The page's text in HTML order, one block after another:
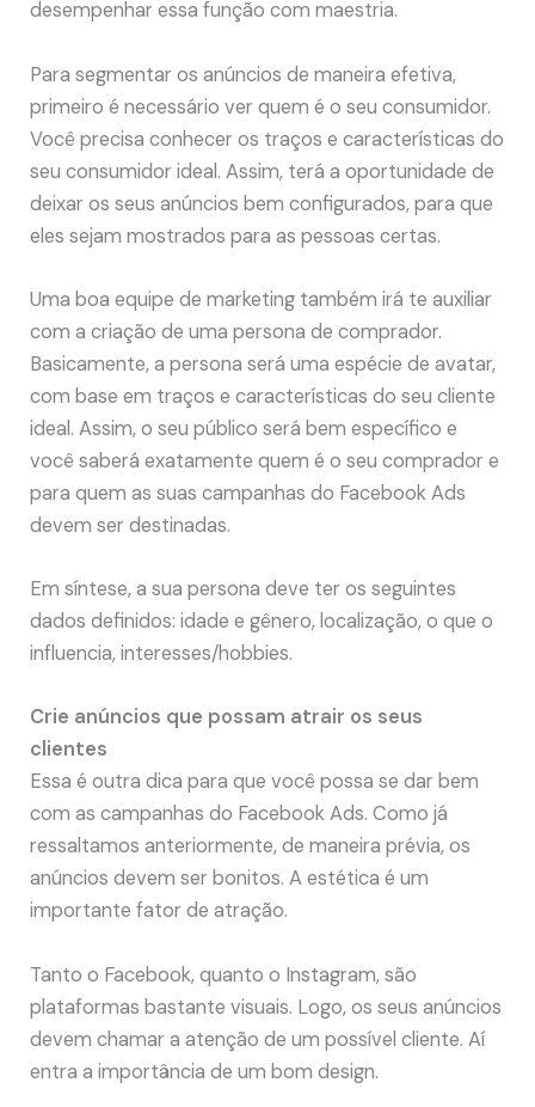
desempenhar essa função com maestria.
Para segmentar os anúncios de maneira efetiva,
primeiro é necessário ver quem é o seu consumidor.
Você precisa conhecer os traços e características do
seu consumidor ideal. Assim, terá a oportunidade de
deixar os seus anúncios bem configurados, para que
eles sejam mostrados para as pessoas certas.
Uma boa equipe de marketing também irá te auxiliar
com a criação de uma persona de comprador.
Basicamente, a persona será uma espécie de avatar,
com base em traços e características do seu cliente
ideal. Assim, o seu público será bem específico e
você saberá exatamente quem é o seu comprador e
para quem as suas campanhas do Facebook Ads
devem ser destinadas.
Em síntese, a sua persona deve ter os seguintes
dados definidos: idade e gênero, localização, o que o
influencia, interesses/hobbies.
Crie anúncios que possam atrair os seus
clientes
Essa é outra dica para que você possa se dar bem
com as campanhas do Facebook Ads. Como já
ressaltamos anteriormente, de maneira prévia, os
anúncios devem ser bonitos. A estética é um
importante fator de atração.
Tanto o Facebook, quanto o Instagram, são
plataformas bastante visuais. Logo, os seus anúncios
devem chamar a atenção de um possível cliente. Aí
entra a importância de um bom design.